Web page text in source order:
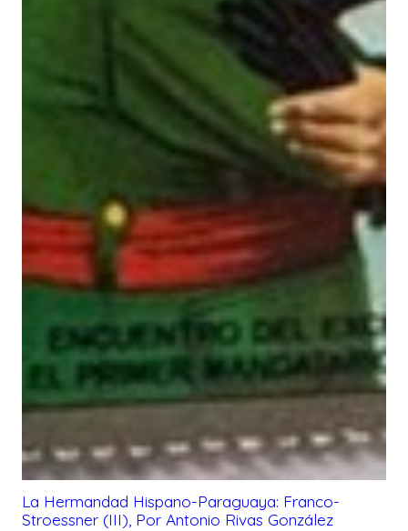
La Hermandad Hispano-Paraguaya: Franco-
Stroessner (III), Por Antonio Rivas González